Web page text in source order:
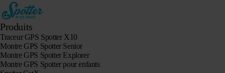
Produits
Traceur GPS Spotter X10
Montre GPS Spotter Senior
Montre GPS Spotter Explorer
Montre GPS Spotter pour enfants